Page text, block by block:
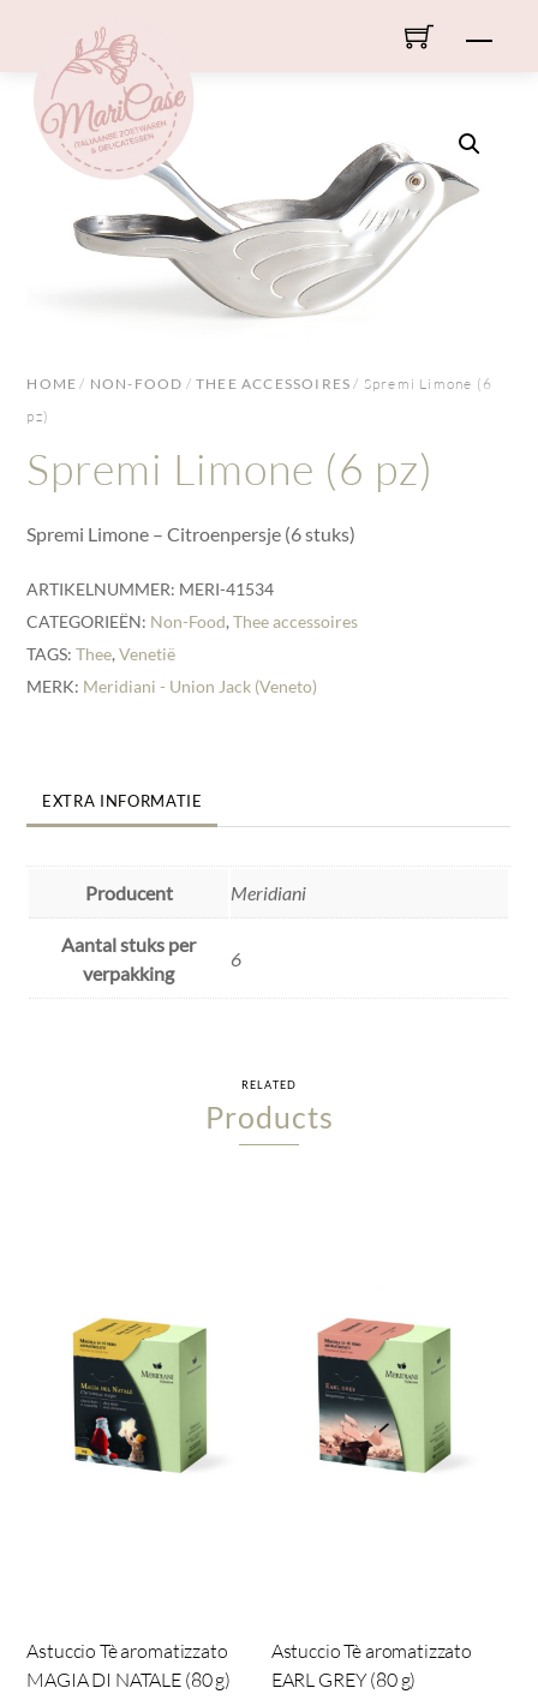
content
HOME / NON-FOOD /THEE ACCESSOIRES / Spremi Limone (6
pz)
Spremi Limone (6 pz)
Spremi Limone – Citroenpersje (6 stuks)
ARTIKELNUMMER: MERI-41534
CATEGORIEËN: Non-Food,Thee accessoires
TAGS:Thee,Venetië
MERK: Meridiani - Union Jack (Veneto)
EXTRA INFORMATIE
Producent Meridiani
Aantal stuks per
verpakking
6
RELATED
Products
Astuccio Tè aromatizzato
MAGIA DI NATALE (80 g)
Astuccio Tè aromatizzato
EARL GREY (80 g)